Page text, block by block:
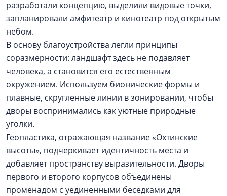
разработали концепцию, выделили видовые точки,
запланировали амфитеатр и кинотеатр под открытым
небом.
В основу благоустройства легли принципы
соразмерности: ландшафт здесь не подавляет
человека, а становится его естественным
окружением. Используем бионические формы и
плавные, скругленные линии в зонировании, чтобы
дворы воспринимались как уютные природные
уголки.
Геопластика, отражающая название «Охтинские
высоты», подчеркивает идентичность места и
добавляет пространству выразительности. Дворы
первого и второго корпусов объединены
променадом с уединенными беседками для